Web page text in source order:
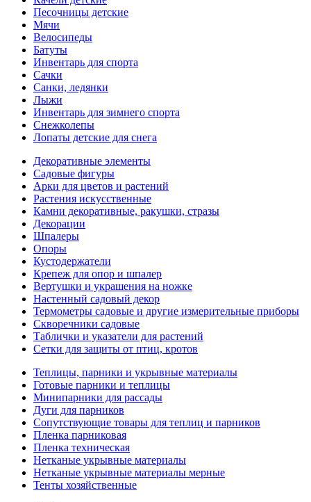
Песочницы детские
Мячи
Велосипеды
Батуты
Инвентарь для спорта
Сачки
Санки, ледянки
Лыжи
Инвентарь для зимнего спорта
Снежколепы
Лопаты детские для снега
Декоративные элементы
Садовые фигуры
Арки для цветов и растений
Растения искусственные
Камни декоративные, ракушки, стразы
Декорации
Шпалеры
Опоры
Кустодержатели
Крепеж для опор и шпалер
Вертушки и украшения на ножке
Настенный садовый декор
Термометры садовые и другие измерительные приборы
Скворечники садовые
Таблички и указатели для растений
Сетки для защиты от птиц, кротов
Теплицы, парники и укрывные материалы
Готовые парники и теплицы
Минипарники для рассады
Дуги для парников
Сопутствующие товары для теплиц и парников
Пленка парниковая
Пленка техническая
Нетканые укрывные материалы
Нетканые укрывные материалы мерные
Тенты хозяйственные